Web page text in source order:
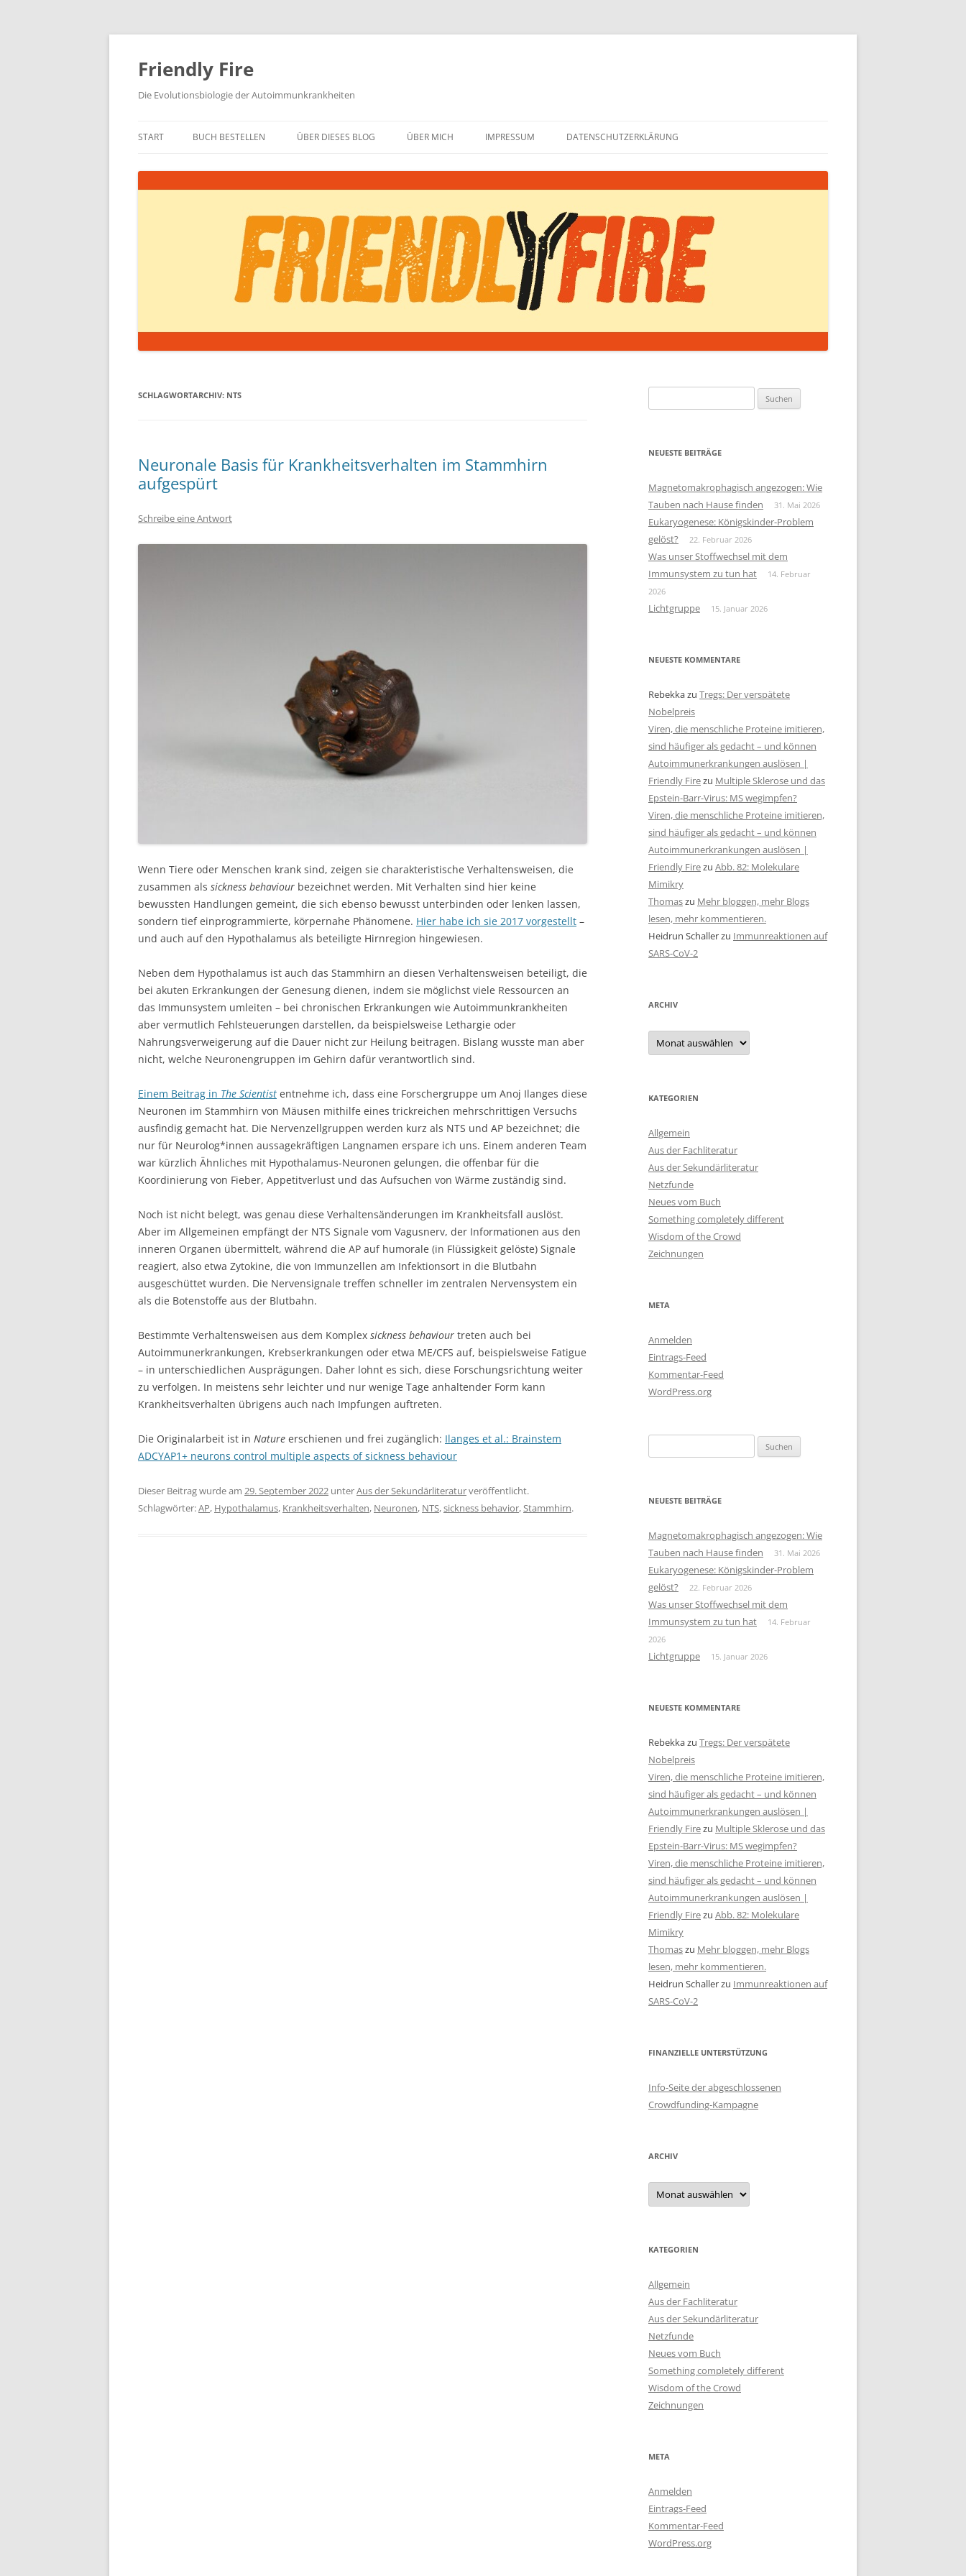
Zum
springen
Friendly Fire
Die Evolutionsbiologie der Autoimmunkrankheiten
START BUCH BESTELLEN ÜBER DIESES BLOG ÜBER MICH IMPRESSUM DATENSCHUTZERKLÄRUNG
SCHLAGWORTARCHIV: NTS
Neuronale Basis für Krankheitsverhalten im Stammhirn
aufgespürt
Schreibe eine Antwort
Wenn Tiere oder Menschen krank sind, zeigen sie charakteristische Verhaltensweisen, die
zusammen als sickness behaviour bezeichnet werden. Mit Verhalten sind hier keine
bewussten Handlungen gemeint, die sich ebenso bewusst unterbinden oder lenken lassen,
sondern tief einprogrammierte, körpernahe Phänomene. Hier habe ich sie 2017 vorgestellt –
und auch auf den Hypothalamus als beteiligte Hirnregion hingewiesen.
Neben dem Hypothalamus ist auch das Stammhirn an diesen Verhaltensweisen beteiligt, die
bei akuten Erkrankungen der Genesung dienen, indem sie möglichst viele Ressourcen an
das Immunsystem umleiten – bei chronischen Erkrankungen wie Autoimmunkrankheiten
aber vermutlich Fehlsteuerungen darstellen, da beispielsweise Lethargie oder
Nahrungsverweigerung auf die Dauer nicht zur Heilung beitragen. Bislang wusste man aber
nicht, welche Neuronengruppen im Gehirn dafür verantwortlich sind.
Einem Beitrag in The Scientist entnehme ich, dass eine Forschergruppe um Anoj Ilanges diese
Neuronen im Stammhirn von Mäusen mithilfe eines trickreichen mehrschrittigen Versuchs
ausfindig gemacht hat. Die Nervenzellgruppen werden kurz als NTS und AP bezeichnet; die
nur für Neurolog*innen aussagekräftigen Langnamen erspare ich uns. Einem anderen Team
war kürzlich Ähnliches mit Hypothalamus-Neuronen gelungen, die offenbar für die
Koordinierung von Fieber, Appetitverlust und das Aufsuchen von Wärme zuständig sind.
Noch ist nicht belegt, was genau diese Verhaltensänderungen im Krankheitsfall auslöst.
Aber im Allgemeinen empfängt der NTS Signale vom Vagusnerv, der Informationen aus den
inneren Organen übermittelt, während die AP auf humorale (in Flüssigkeit gelöste) Signale
reagiert, also etwa Zytokine, die von Immunzellen am Infektionsort in die Blutbahn
ausgeschüttet wurden. Die Nervensignale treffen schneller im zentralen Nervensystem ein
als die Botenstoffe aus der Blutbahn.
Bestimmte Verhaltensweisen aus dem Komplex sickness behaviour treten auch bei
Autoimmunerkrankungen, Krebserkrankungen oder etwa ME/CFS auf, beispielsweise Fatigue
– in unterschiedlichen Ausprägungen. Daher lohnt es sich, diese Forschungsrichtung weiter
zu verfolgen. In meistens sehr leichter und nur wenige Tage anhaltender Form kann
Krankheitsverhalten übrigens auch nach Impfungen auftreten.
Die Originalarbeit ist in Nature erschienen und frei zugänglich: Ilanges et al.: Brainstem
ADCYAP1+ neurons control multiple aspects of sickness behaviour
Dieser Beitrag wurde am 29. September 2022 unterAus der Sekundärliteraturveröffentlicht.
Schlagwörter:AP, Hypothalamus, Krankheitsverhalten, Neuronen, NTS,sickness behavior,Stammhirn.
nach:
NEUESTE BEITRÄGE
Magnetomakrophagisch angezogen: Wie
Tauben nach Hause finden
31. Mai 2026
Eukaryogenese: Königskinder-Problem
gelöst?
22. Februar 2026
Was unser Stoffwechsel mit dem
Immunsystem zu tun hat
14. Februar
2026
Lichtgruppe 15. Januar 2026
NEUESTE KOMMENTARE
Rebekkazu Tregs: Der verspätete
Nobelpreis
Viren, die menschliche Proteine imitieren,
sind häufiger als gedacht – und können
Autoimmunerkrankungen auslösen |
Friendly Firezu Multiple Sklerose und das
Epstein-Barr-Virus: MS wegimpfen?
Viren, die menschliche Proteine imitieren,
sind häufiger als gedacht – und können
Autoimmunerkrankungen auslösen |
Friendly Firezu Abb. 82: Molekulare
Mimikry
Thomaszu Mehr bloggen, mehr Blogs
lesen, mehr kommentieren.
Heidrun Schallerzu Immunreaktionen auf
SARS-CoV-2
ARCHIV
Archiv
KATEGORIEN
Allgemein
Aus der Fachliteratur
Aus der Sekundärliteratur
Netzfunde
Neues vom Buch
Something completely different
Wisdom of the Crowd
Zeichnungen
META
Anmelden
Eintrags-Feed
Kommentar-Feed
WordPress.org
nach:
NEUESTE BEITRÄGE
Magnetomakrophagisch angezogen: Wie
Tauben nach Hause finden
31. Mai 2026
Eukaryogenese: Königskinder-Problem
gelöst?
22. Februar 2026
Was unser Stoffwechsel mit dem
Immunsystem zu tun hat
14. Februar
2026
Lichtgruppe 15. Januar 2026
NEUESTE KOMMENTARE
Rebekkazu Tregs: Der verspätete
Nobelpreis
Viren, die menschliche Proteine imitieren,
sind häufiger als gedacht – und können
Autoimmunerkrankungen auslösen |
Friendly Firezu Multiple Sklerose und das
Epstein-Barr-Virus: MS wegimpfen?
Viren, die menschliche Proteine imitieren,
sind häufiger als gedacht – und können
Autoimmunerkrankungen auslösen |
Friendly Firezu Abb. 82: Molekulare
Mimikry
Thomaszu Mehr bloggen, mehr Blogs
lesen, mehr kommentieren.
Heidrun Schallerzu Immunreaktionen auf
SARS-CoV-2
FINANZIELLE UNTERSTÜTZUNG
Info-Seite der abgeschlossenen
Crowdfunding-Kampagne
ARCHIV
Archiv
KATEGORIEN
Allgemein
Aus der Fachliteratur
Aus der Sekundärliteratur
Netzfunde
Neues vom Buch
Something completely different
Wisdom of the Crowd
Zeichnungen
META
Anmelden
Eintrags-Feed
Kommentar-Feed
WordPress.org